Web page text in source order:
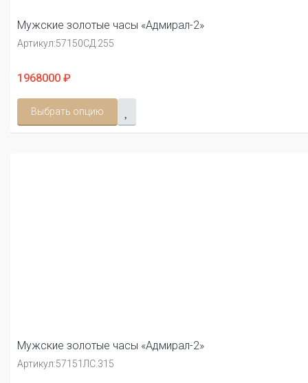
Мужские золотые часы «Адмирал-2»
Артикул:57150СД.255
1968000 ₽
Выбрать опцию
Мужские золотые часы «Адмирал-2»
Артикул:57151ЛС.315